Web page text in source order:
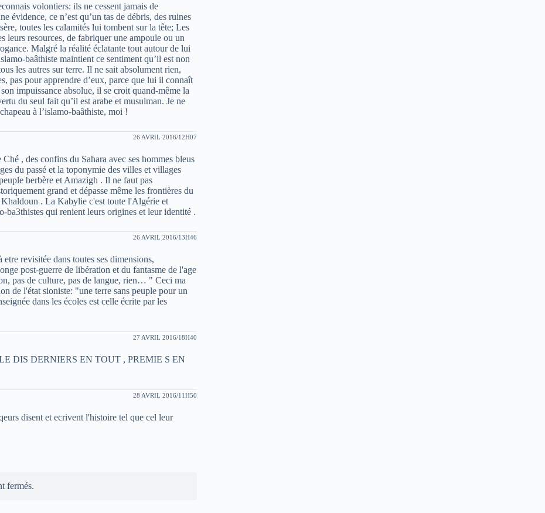
volontiers: ils ne cessent jamais de
évidence, ce n’est qu’un tas de débris, des ruines
toutes les calamités lui tombent sur la tête; Les
leurs resources, de fabriquer une ampoule ou un
Malgré la réalité éclatante tout autour de lui
baâthiste maintient ce sentiment qu’il est non
les autres sur terre. Il ne sait absolument rien,
pas pour apprendre d’eux, parce que lui il connaît
impuissance absolue, il se croit quand-même la
du seul fait qu’il est arabe et musulman. Je ne
à l’islamo-baâthiste, moi !
26 AVRIL 2016/12H07
, des confins du Sahara avec ses hommes bleus
du passé et la toponymie des villes et villages
berbère et Amazigh . Il ne faut pas
grand et dépasse même les frontières du
. La Kabylie c'est toute l'Algérie et
qui renient leurs origines et leur identité .
26 AVRIL 2016/13H46
revisitée dans toutes ses dimensions,
post-guerre de libération et du fantasme de l'age
pas de culture, pas de langue, rien… " Ceci ma
de l'état sioniste: "une terre sans peuple pour un
dans les écoles est celle écrite par les
27 AVRIL 2016/18H40
DIS DERNIERS EN TOUT , PREMIE S EN
28 AVRIL 2016/11H50
disent et ecrivent l'histoire tel que cel leur
fermés.